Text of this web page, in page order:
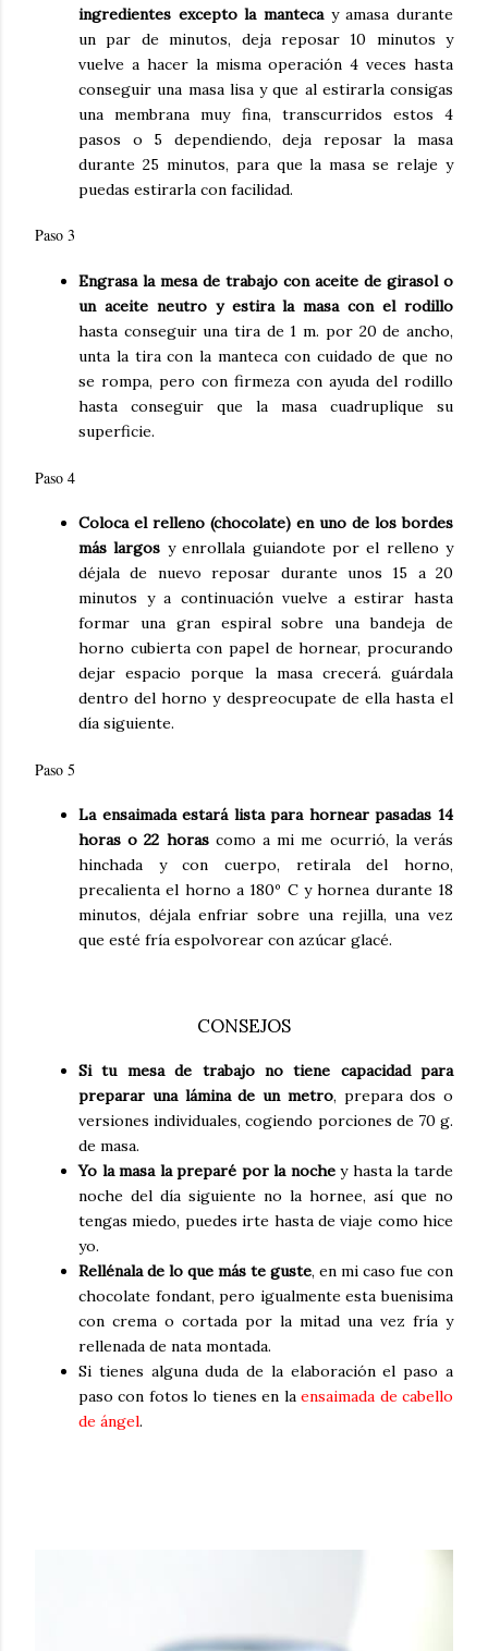
ingredientes excepto la mantecay amasa durante
un par de minutos, deja reposar 10 minutos y
vuelve a hacer la misma operación 4 veces hasta
conseguir una masa lisa y que al estirarla consigas
una membrana muy fina, transcurridos estos 4
pasos o 5 dependiendo, deja reposar la masa
durante 25 minutos, para que la masa se relaje y
puedas estirarla con facilidad.
Paso 3
Engrasa la mesa de trabajo con aceite de girasol o
un aceite neutro y estira la masa con el rodillo
hasta conseguir una tira de 1 m. por 20 de ancho,
unta la tira con la manteca con cuidado de que no
se rompa, pero con firmeza con ayuda del rodillo
hasta conseguir que la masa cuadruplique su
superficie.
Paso 4
Coloca el relleno (chocolate) en uno de los bordes
más largos y enrollala guiandote por el relleno y
déjala de nuevo reposar durante unos 15 a 20
minutos y a continuación vuelve a estirar hasta
formar una gran espiral sobre una bandeja de
horno cubierta con papel de hornear, procurando
dejar espacio porque la masa crecerá. guárdala
dentro del horno y despreocupate de ella hasta el
día siguiente.
Paso 5
La ensaimada estará lista para hornear pasadas 14
horas o 22 horascomo a mi me ocurrió, la verás
hinchada y con cuerpo, retirala del horno,
precalienta el horno a 180º C y hornea durante 18
minutos, déjala enfriar sobre una rejilla, una vez
que esté fría espolvorear con azúcar glacé.
CONSEJOS
Si tu mesa de trabajo no tiene capacidad para
preparar una lámina de un metro, prepara dos o
versiones individuales, cogiendo porciones de 70 g.
de masa.
Yo la masa la preparé por la nochey hasta la tarde
noche del día siguiente no la hornee, así que no
tengas miedo, puedes irte hasta de viaje como hice
yo.
Rellénala de lo que más te guste, en mi caso fue con
chocolate fondant, pero igualmente esta buenisima
con crema o cortada por la mitad una vez fría y
rellenada de nata montada.
Si tienes alguna duda de la elaboración el paso a
paso con fotos lo tienes en laensaimada de cabello
de ángel.